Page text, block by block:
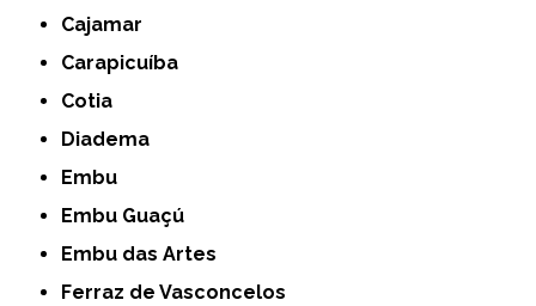
Cajamar
Carapicuíba
Cotia
Diadema
Embu
Embu Guaçú
Embu das Artes
Ferraz de Vasconcelos